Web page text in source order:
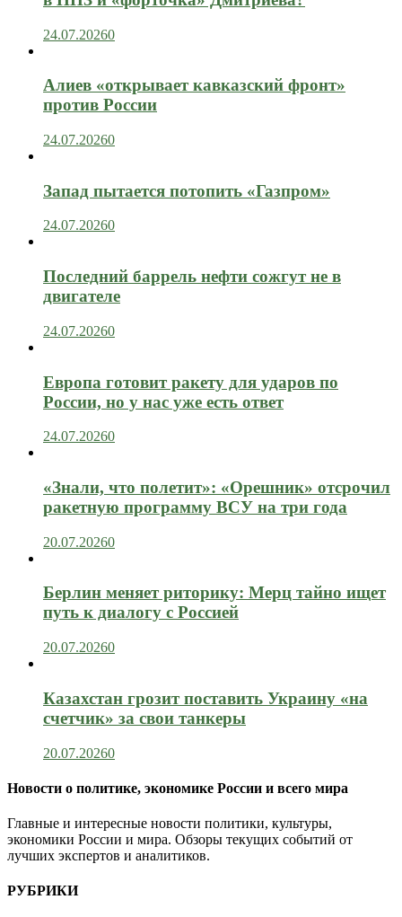
24.07.20260
Алиев «открывает кавказский фронт»
против России
24.07.20260
Запад пытается потопить «Газпром»
24.07.20260
Последний баррель нефти сожгут не в
двигателе
24.07.20260
Европа готовит ракету для ударов по
России, но у нас уже есть ответ
24.07.20260
«Знали, что полетит»: «Орешник» отсрочил
ракетную программу ВСУ на три года
20.07.20260
Берлин меняет риторику: Мерц тайно ищет
путь к диалогу с Россией
20.07.20260
Казахстан грозит поставить Украину «на
счетчик» за свои танкеры
20.07.20260
Новости о политике, экономике России и всего мира
Главные и интересные новости политики, культуры,
экономики России и мира. Обзоры текущих событий от
лучших экспертов и аналитиков.
РУБРИКИ